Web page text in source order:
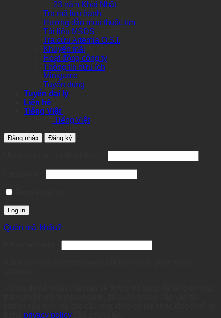
23 năm Khai Nhật
Tra mã lưu hành
Hướng dẫn mua thuốc tím
Tài liệu MSDS
Tra cứu Artemia O.S.I.
Khuyến mãi
Hoạt động công ty
Thông tin hữu ích
Minigame
Tuyển dụng
Tuyển đại lý
Liên hệ
Tiếng Việt
Tiếng Việt
Đăng nhập Đăng ký
Log in
Quên mật khẩu?
privacy policy